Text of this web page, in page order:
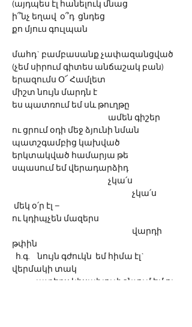
(այդպես էլ հանելուկ մնաց
ի՞նչ եղավ  օ՞դ  ցնդեց
քո մյուս գուլպան
մահդ` բամբասանք չափազանցված
(չեմ սիրում գիտես անճաշակ բան)
երազումս Օ՜ Համլետ
միշտ նույն մարդն է
ես պատռում եմ սև թուղթը
				ամեն գիշեր
ու ցրում օդի մեջ ձյունի նման
պատշգամբից կախված
երկտակված համարյա թե
սպասում եմ վերադարձիդ
				չկա՛ս
					չկա՛ս
մեկ օ՛ր էլ –
ու կդիպչեն մազերս
թփին
վերմակի տակ